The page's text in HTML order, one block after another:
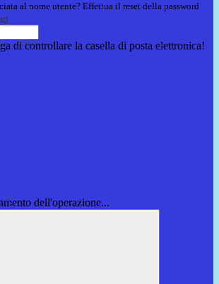
al nome utente? Effettua il reset della password
di controllare la casella di posta elettronica!
dell'operazione...